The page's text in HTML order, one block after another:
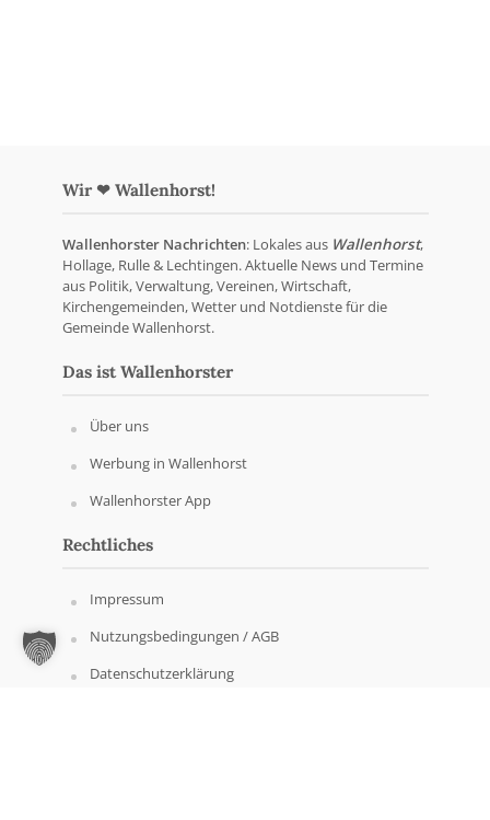
Wir ❤ Wallenhorst!
Wallenhorster Nachrichten: Lokales aus Wallenhorst,
Hollage, Rulle & Lechtingen. Aktuelle News und Termine
aus Politik, Verwaltung, Vereinen, Wirtschaft,
Kirchengemeinden, Wetter und Notdienste für die
Gemeinde Wallenhorst.
Das ist Wallenhorster
Über uns
Werbung in Wallenhorst
Wallenhorster App
Rechtliches
Impressum
Nutzungsbedingungen / AGB
Datenschutzerklärung